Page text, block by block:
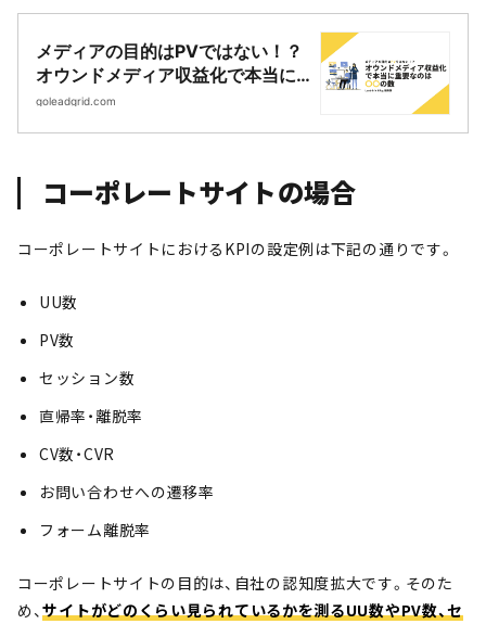
メディアの目的はPVではない！？
オウンドメディア収益化で本当に
重要なのは〇〇の数|Webサイト制
goleadgrid.com
コーポレートサイトの場合
コーポレートサイトにおけるKPIの設定例は下記の通りです。
UU数
PV数
セッション数
直帰率・離脱率
CV数・CVR
お問い合わせへの遷移率
フォーム離脱率
コーポレートサイトの目的は、自社の認知度拡大です。そのた
め、サイトがどのくらい見られているかを測るUU数やPV数、セ